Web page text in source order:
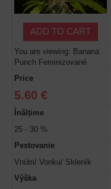
ADD TO CART
You are viewing: Banana
Punch Feminizované
Price
5.60 €
Înălțime
25 - 30 %
Pestovanie
Vnútri/ Vonku/ Skleník
Výška